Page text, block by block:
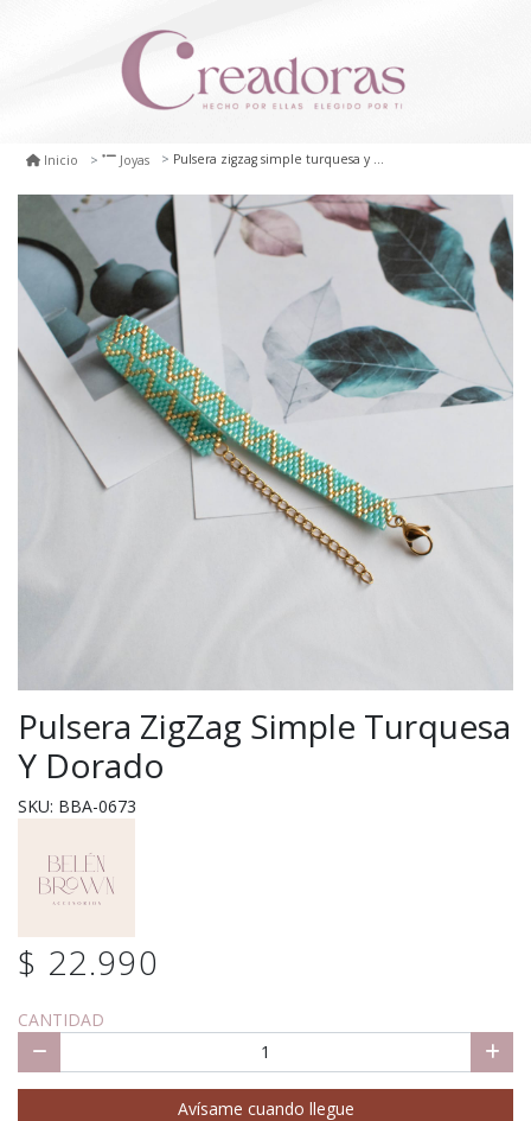
Inicio Joyas Pulsera zigzag simple turquesa y dorado
Pulsera ZigZag Simple Turquesa
Y Dorado
SKU: BBA-0673
$ 22.990
CANTIDAD
Avísame cuando llegue